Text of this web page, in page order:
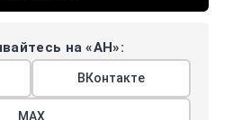
на «АН»:
ВКонтакте
МАХ